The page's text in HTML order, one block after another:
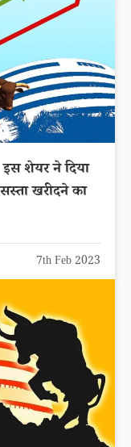
शेयर ने दिया
7th Feb 2023